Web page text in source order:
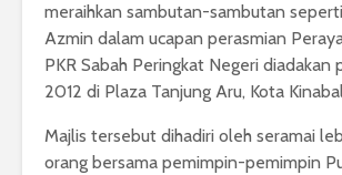
meraihkan sambutan-sambutan seperti
Azmin dalam ucapan perasmian
PKR Sabah Peringkat Negeri diadakan
2012 di Plaza Tanjung Aru, Kota
Majlis tersebut dihadiri oleh seramai
orang bersama pemimpin-pemimpin